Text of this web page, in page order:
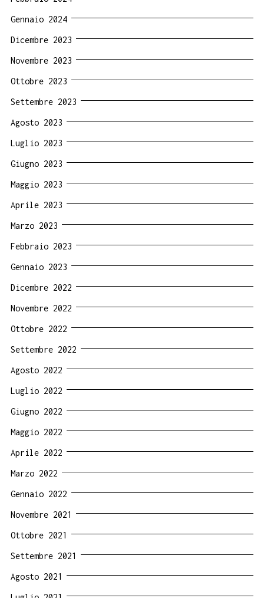
Gennaio 2024
Dicembre 2023
Novembre 2023
Ottobre 2023
Settembre 2023
Agosto 2023
Luglio 2023
Giugno 2023
Maggio 2023
Aprile 2023
Marzo 2023
Febbraio 2023
Gennaio 2023
Dicembre 2022
Novembre 2022
Ottobre 2022
Settembre 2022
Agosto 2022
Luglio 2022
Giugno 2022
Maggio 2022
Aprile 2022
Marzo 2022
Gennaio 2022
Novembre 2021
Ottobre 2021
Settembre 2021
Agosto 2021